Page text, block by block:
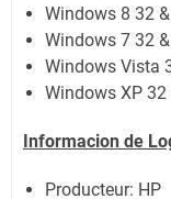
Windows 8 32
Windows 7 32
Windows Vista
Windows XP
Informacion de
Producteur: HP